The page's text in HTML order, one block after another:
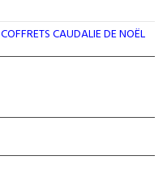
CAUDALIE DE NOËL